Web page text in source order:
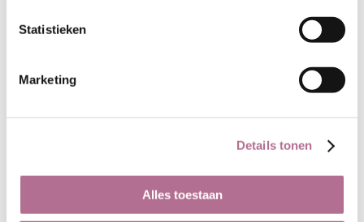
Statistieken
Marketing
Details tonen
Alles toestaan
ribsto fvan
€16.50 incl BTW
van biologische
€16.50 incl BTW